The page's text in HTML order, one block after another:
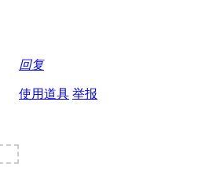
回复
使用道具 举报